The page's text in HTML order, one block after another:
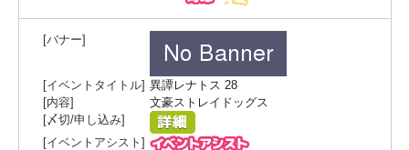
異譚レナトス 28
文豪ストレイドッグス